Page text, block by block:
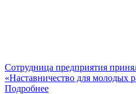
Сотрудница предприятия
«Наставничество для молодых
Подробнее